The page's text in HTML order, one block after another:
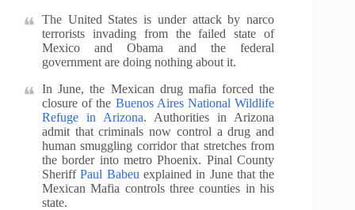
The United States is under attack by narco
terrorists invading from the failed state of
Mexico and Obama and the federal
government are doing nothing about it.
In June, the Mexican drug mafia forced the
closure of the Buenos Aires National Wildlife
Refuge in Arizona. Authorities in Arizona
admit that criminals now control a drug and
human smuggling corridor that stretches from
the border into metro Phoenix. Pinal County
SheriffPaul Babeu explained in June that the
Mexican Mafia controls three counties in his
state.